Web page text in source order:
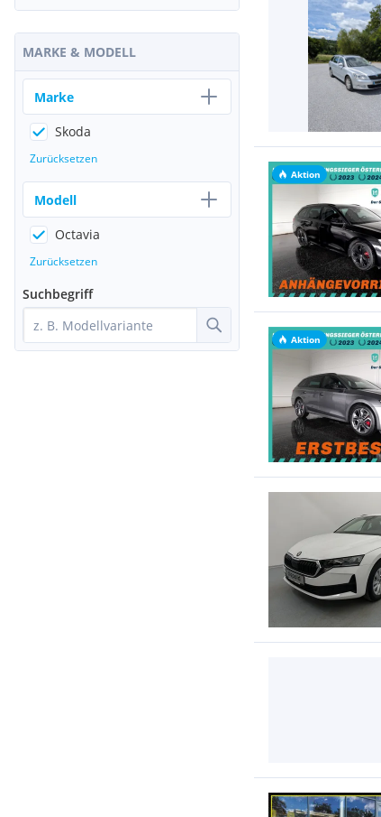
Aktion
Aktion
MARKE & MODELL
Marke
Skoda
Zurücksetzen
Modell
Octavia
Zurücksetzen
Suchbegriff